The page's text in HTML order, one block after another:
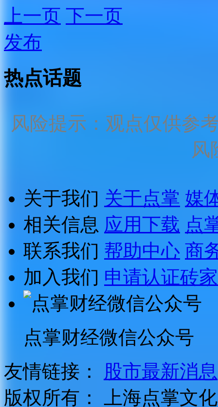
上一页 下一页
发布
热点话题
风险提示：观点仅供参
风
关于我们 关于点掌 媒
相关信息 应用下载 点
联系我们 帮助中心 商
加入我们 申请认证砖家
点掌财经微信公众号
友情链接：
股市最新消息
版权所有：
上海点掌文